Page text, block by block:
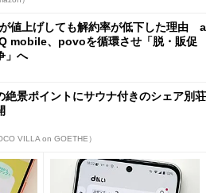
値上げしても解約率が低下した理由 a
mobile、povoを循環させ「脱・販促
」へ
絶景ポイントにサウナ付きのシェア別荘
VILLA on GOETHE）